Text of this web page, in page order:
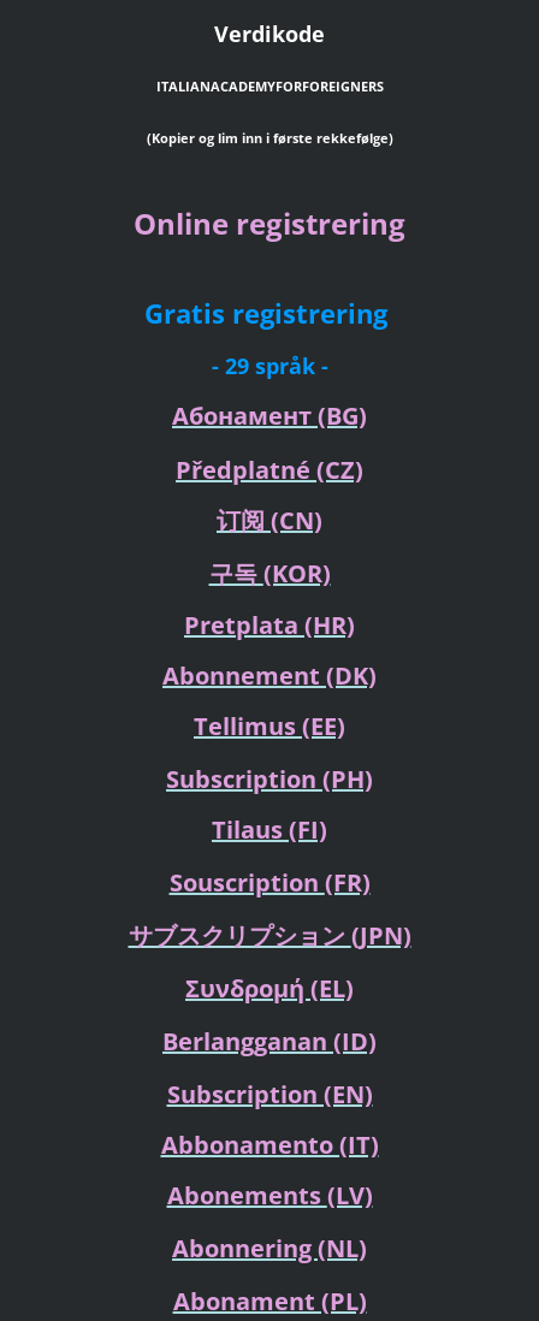
Verdikode
ITALIANACADEMYFORFOREIGNERS
(Kopier og lim inn i første rekkefølge)
Online registrering
Gratis registrering
- 29 språk -
Абонамент(BG)
Předplatné (CZ)
订阅 (CN)
구독(KOR)
Pretplata (HR)
Abonnement (DK)
Tellimus(EE)
Subscription (PH)
Tilaus(FI)
Souscription (FR)
サブスクリプション (JPN)
Συνδρομή (EL)
Berlangganan (ID)
Subscription (EN)
Abbonamento (IT)
Abonements(LV)
Abonnering(NL)
Abonament (PL)